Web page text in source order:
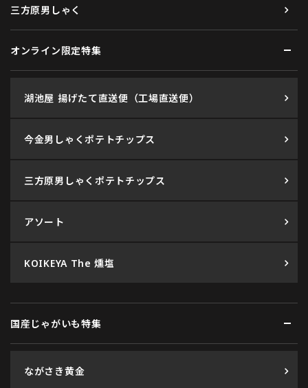
三方原男しゃく
オンライン限定特集
湖池屋 揚げたて直送便（工場直送便）
今金男しゃくポテトチップス
三方原男しゃくポテトチップス
アソート
KOIKEYA The 燻塩
国産じゃがいも特集
ながさき黄金